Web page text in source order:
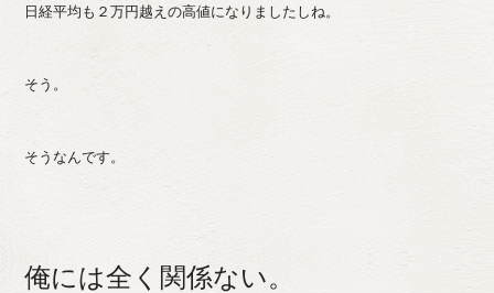
日経平均も２万円越えの高値になりましたしね。
そう。
そうなんです。
俺には全く関係ない。